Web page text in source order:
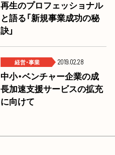
再生のプロフェッショナル
と語る「新規事業成功の秘
訣」
経営･事業 2019.02.28
中小・ベンチャー企業の成
長加速支援サービスの拡充
に向けて